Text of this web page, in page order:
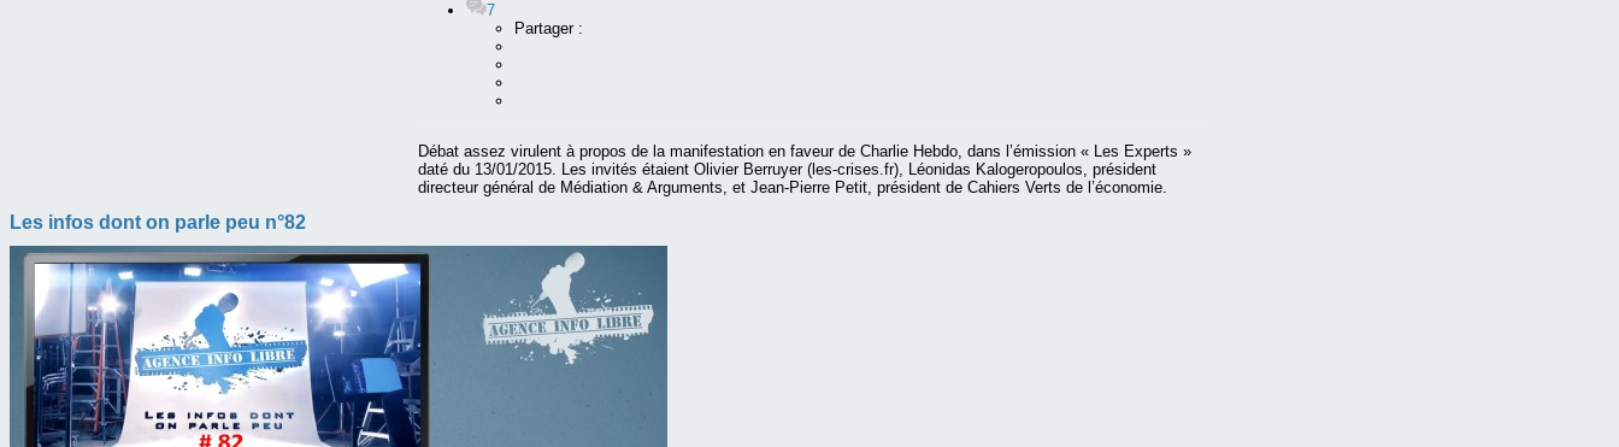
7
Partager :
Débat assez virulent à propos de la manifestation en faveur de Charlie Hebdo, dans l’émission « Les Experts »
daté du 13/01/2015. Les invités étaient Olivier Berruyer (les-crises.fr), Léonidas Kalogeropoulos, président
directeur général de Médiation & Arguments, et Jean-Pierre Petit, président de Cahiers Verts de l’économie.
Les infos dont on parle peu n°82